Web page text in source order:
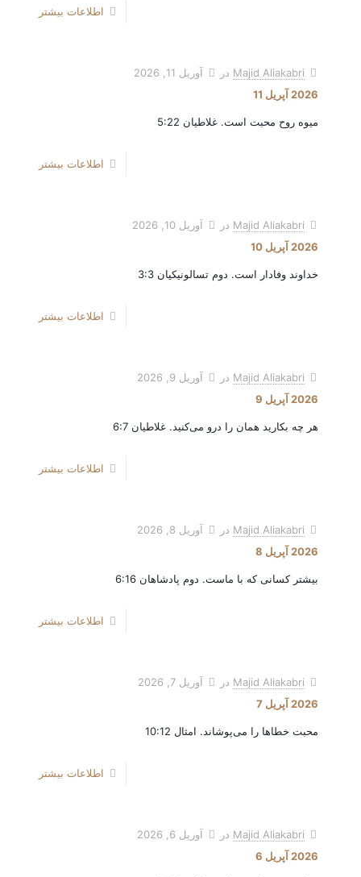
اطلاعات بیشتر
Majid Aliakabri در
آوریل 11, 2026
2026 آپریل 11
میوه روح محبت است. غلاطیان 5:22
اطلاعات بیشتر
Majid Aliakabri در
آوریل 10, 2026
2026 آپریل 10
خداوند وفادار است. دوم تسالونیکیان 3:3
اطلاعات بیشتر
Majid Aliakabri در
آوریل 9, 2026
2026 آپریل 9
هر چه بکارید همان را درو می‌کنید. غلاطیان 6:7
اطلاعات بیشتر
Majid Aliakabri در
آوریل 8, 2026
2026 آپریل 8
بیشتر کسانی که با ماست. دوم پادشاهان 6:16
اطلاعات بیشتر
Majid Aliakabri در
آوریل 7, 2026
2026 آپریل 7
محبت خطاها را می‌پوشاند. امثال 10:12
اطلاعات بیشتر
Majid Aliakabri در
آوریل 6, 2026
2026 آپریل 6